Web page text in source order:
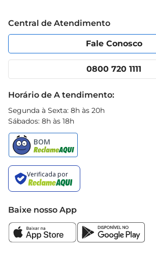
Política de Privacidade
Portal do fornecedor
Cencosud Media
Código de Ética
App Prezunic
Central de Atendimento
Fale Conosco
0800 720 1111
Horário de A tendimento:
Segunda à Sexta: 8h às 20h
Sábados: 8h às 18h
Baixe nosso App